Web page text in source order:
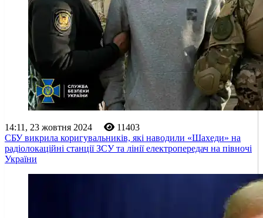
14:11, 23 жовтня 2024
11403
СБУ викрила коригувальників, які наводили «Шахеди» на
радіолокаційні станції ЗСУ та лінії електропередач на півночі
України